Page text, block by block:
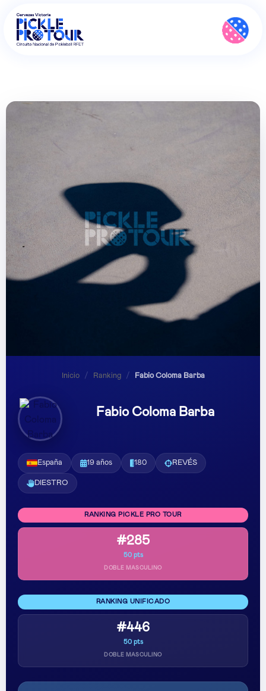
Inicio / Ranking / Fabio Coloma Barba
Fabio Coloma Barba
España 19 años 180 REVÉS
DIESTRO
RANKING PICKLE PRO TOUR
#285
50 pts
DOBLE MASCULINO
RANKING UNIFICADO
#446
50 pts
DOBLE MASCULINO